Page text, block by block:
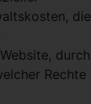
die
durch
Rechte